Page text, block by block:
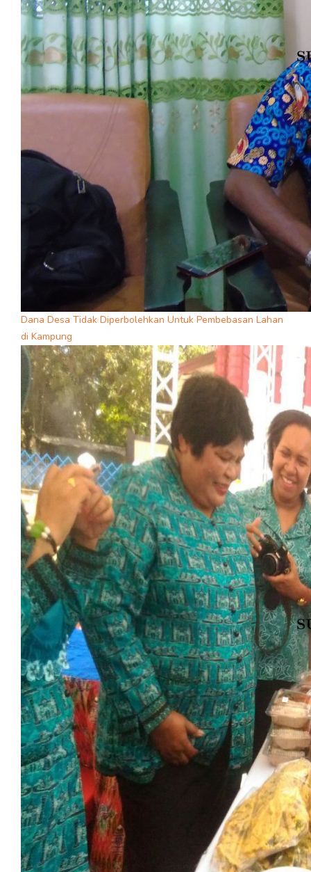
Dana Desa Tidak Diperbolehkan Untuk Pembebasan Lahan
di Kampung